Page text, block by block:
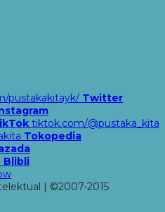
pustakakitayk/ Twitter
tiktok.com/@pustaka_kita
Tokopedia
Blibli
| ©2007-2015